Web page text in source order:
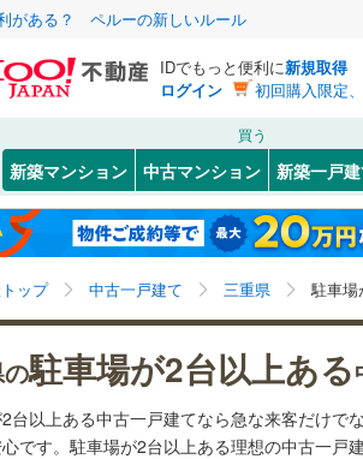
がある？ ペルーの新しいルール
IDでもっと便利に新規取得
ログイン
初回購入限定
買う
新築マンション 中古マンション 新築一戸
ップ 中古一戸建て 三重県 駐車場
駐車場が2台以上ある
台以上ある中古一戸建てなら急な来客だけで
です。駐車場が2台以上ある理想の中古一戸
北海道
青森 岩手
東京 神奈川
・北陸 新潟 長野
愛知 岐阜
津市(20)
松阪市(5)
名張市
26)
鳥羽市
0
志摩市( 0)
員弁郡東員町(0)
関西本線（JR東海）(24)
参宮線(6)
その他 伊勢鉄道(17)
近鉄名古屋線
46
り条件 リフォーム、リノベーション
リノベーション・リフ
（122）
設備
床暖房 （ ）
駐車場2台以上（184 ）
ＴＶモニタ付インター
この検索条件